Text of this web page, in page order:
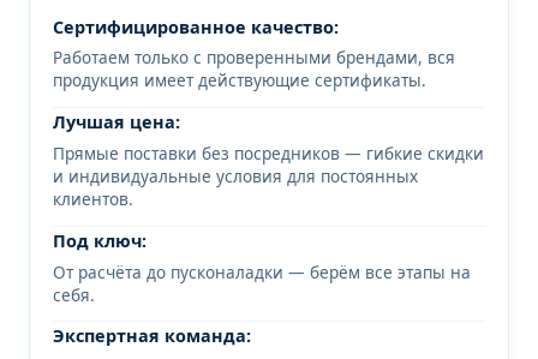
Сертифицированное качество:
Работаем только с проверенными брендами, вся
продукция имеет действующие сертификаты.
Лучшая цена:
Прямые поставки без посредников — гибкие скидки
и индивидуальные условия для постоянных
клиентов.
Под ключ:
От расчёта до пусконаладки — берём все этапы на
себя.
Экспертная команда: